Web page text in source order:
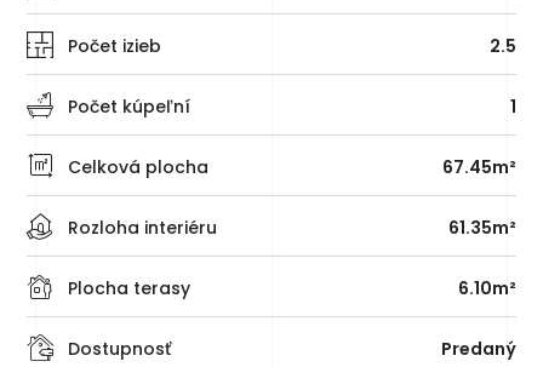
Rozloha interiéru 61.35m²
Počet kúpeľní 1
Celková plocha 67.45m²
Počet izieb 2.5
Dostupnosť Predaný
Plocha terasy 6.10m²